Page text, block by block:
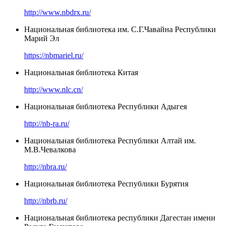
http://www.nbdrx.ru/
Национальная библиотека им. С.Г.Чавайна Республики
Марий Эл
https://nbmariel.ru/
Национальная библиотека Китая
http://www.nlc.cn/
Национальная библиотека Республики Адыгея
http://nb-ra.ru/
Национальная библиотека Республики Алтай им.
М.В.Чевалкова
http://nbra.ru/
Национальная библиотека Республики Бурятия
http://nbrb.ru/
Национальная библиотека республики Дагестан имени